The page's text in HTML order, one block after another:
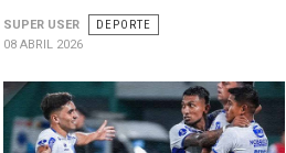
SUPER USER
DEPORTE
08 ABRIL 2026